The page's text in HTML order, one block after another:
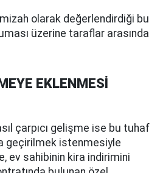
olarak değerlendirdiği bu
üzerine taraflar arasında
EKLENMESİ
çarpıcı gelişme ise bu tuhaf
geçirilmek istenmesiyle
ev sahibinin kira indirimini